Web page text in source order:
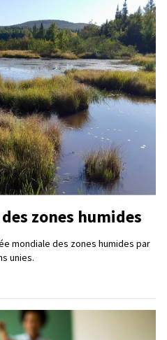
zones humides
mondiale des zones humides par
unies.